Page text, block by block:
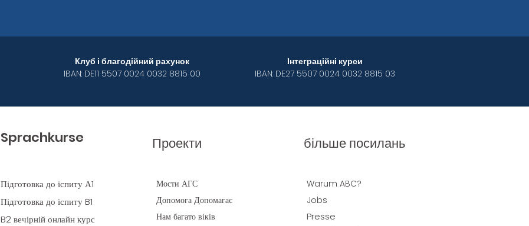
Клуб і благодійний рахунок
IBAN: DE11 5507 0024 0032 8815 00
Інтеграційні курси
IBAN: DE27 5507 0024 0032 8815 03
Sprachkurse
Підготовка до іспиту А1
Підготовка до іспиту B1
B2 вечірній онлайн курс
Проекти
Мости АГС
Допомога Допомагає
Нам багато віків
більше посилань
Warum ABC?
Jobs
Presse